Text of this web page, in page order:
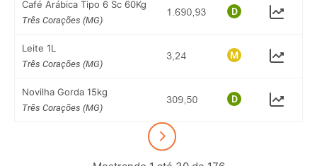
Café Arábica Tipo 6 Sc 60Kg
Três Corações (MG)
Leite 1L
Três Corações (MG)
Novilha Gorda 15kg
Três Corações (MG)